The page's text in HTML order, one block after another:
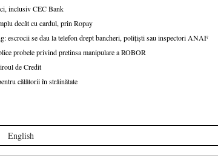
inclusiv CEC Bank
decât cu cardul, prin Ropay
escrocii se dau la telefon drept bancheri, polițiști sau inspectori ANAF
probele privind pretinsa manipulare a ROBOR
de Credit
călătorii în străinătate
English